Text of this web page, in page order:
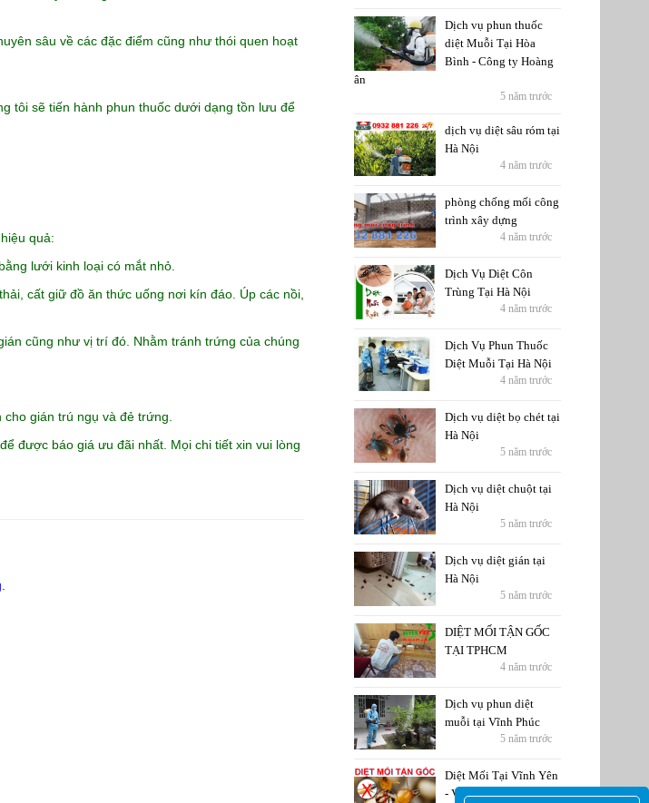
sâu về các đặc điểm cũng như thói quen hoạt
tôi sẽ tiến hành phun thuốc dưới dạng tồn lưu để
quả:
lưới kinh loại có mắt nhỏ.
cất giữ đồ ăn thức uống nơi kín đáo. Úp các nồi,
cũng như vị trí đó. Nhằm tránh trứng của chúng
gián trú ngụ và đẻ trứng.
được báo giá ưu đãi nhất. Mọi chi tiết xin vui lòng
Dịch vụ phun thuốc
diệt Muỗi Tại Hòa
Bình - Công ty Hoàng
ân
5 năm trước
dịch vụ diệt sâu róm tại
Hà Nội
4 năm trước
phòng chống mối công
trình xây dựng
4 năm trước
Dịch Vụ Diệt Côn
Trùng Tại Hà Nội
4 năm trước
Dịch Vụ Phun Thuốc
Diệt Muỗi Tại Hà Nội
4 năm trước
Dịch vụ diệt bọ chét tại
Hà Nội
5 năm trước
Dịch vụ diệt chuột tại
Hà Nội
5 năm trước
Dịch vụ diệt gián tại
Hà Nội
5 năm trước
DIỆT MỐI TẬN GỐC
TẠI TPHCM
4 năm trước
Dịch vụ phun diệt
muỗi tại Vĩnh Phúc
5 năm trước
Diệt Mối Tại Vĩnh Yên
- Vĩnh Phúc